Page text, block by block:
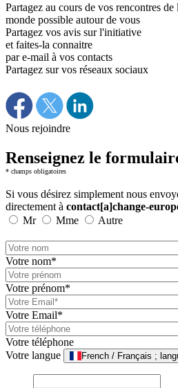
Partagez au cours de vos rencontres
monde possible autour de vous
Partagez vos avis sur l'initiative
et faites-la connaitre
par e-mail à vos contacts
Partagez sur vos réseaux sociaux
Nous rejoindre
Renseignez le
* champs obligatoires
Si vous désirez simplement nous
directement à contact[a]change-
Mr
Mme Autre
Votre nom*
Votre prénom*
Votre Email*
Votre téléphone
Votre langue
French / Français ;